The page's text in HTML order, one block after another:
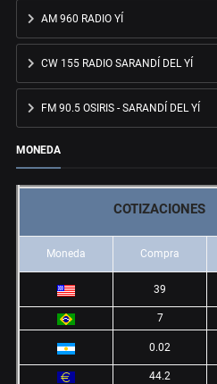
AM 960 RADIO YÍ
CW 155 RADIO SARANDÍ DEL YÍ
FM 90.5 OSIRIS - SARANDÍ DEL YÍ
MONEDA
COTIZACIONES
Moneda Compra
39
7
0.02
44.2